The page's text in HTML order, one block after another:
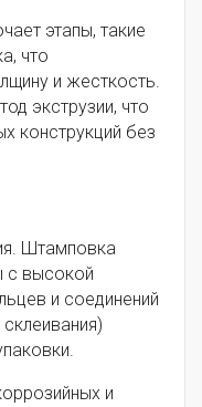
этапы, такие
что
и жесткость.
экструзии, что
конструкций без
Штамповка
с высокой
и соединений
и